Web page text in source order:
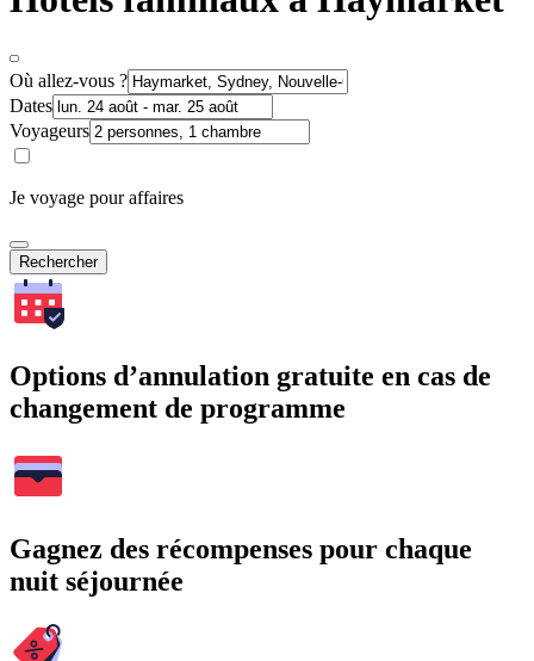
Où allez-vous ?
Dates
Voyageurs
Je voyage pour affaires
Rechercher
Options d’annulation gratuite en cas de
changement de programme
Gagnez des récompenses pour chaque
nuit séjournée